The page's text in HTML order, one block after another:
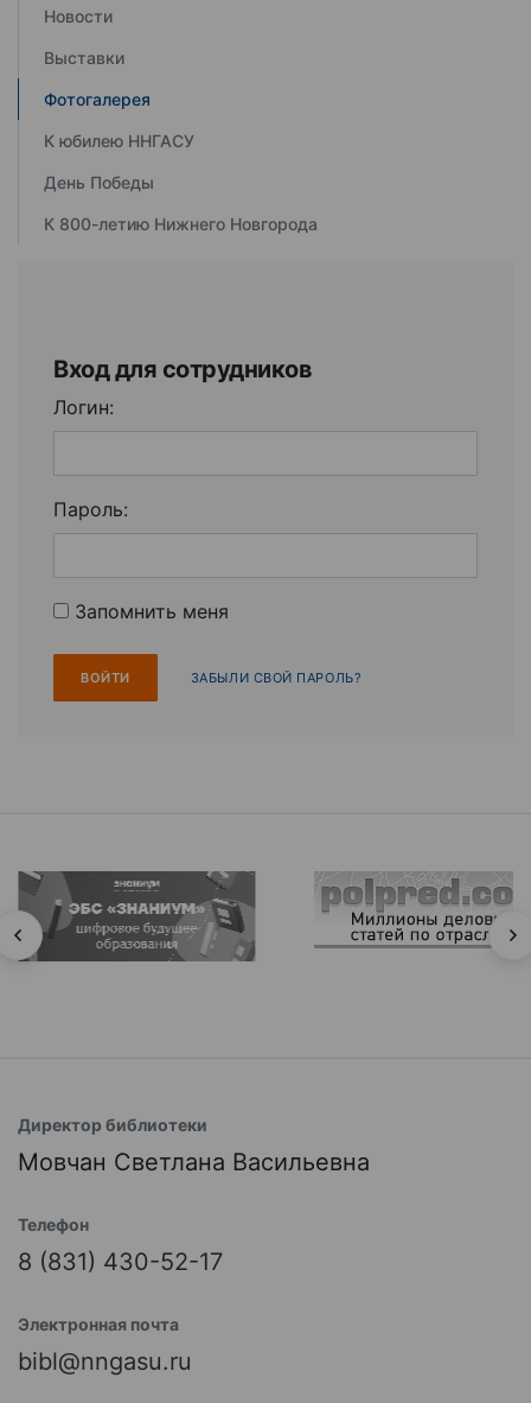
Новости
Выставки
Фотогалерея
К юбилею ННГАСУ
День Победы
К 800-летию Нижнего Новгорода
Вход для сотрудников
Логин:
Пароль:
Запомнить меня
ЗАБЫЛИ СВОЙ ПАРОЛЬ?
Директор библиотеки
Мовчан Светлана Васильевна
Телефон
8 (831) 430-52-17
Электронная почта
bibl@nngasu.ru